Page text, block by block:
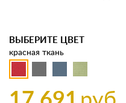
ВЫБЕРИТЕ ЦВЕТ
красная ткань